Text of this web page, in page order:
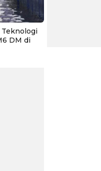
Teknologi
DM di